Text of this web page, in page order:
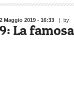
Maggio 2019 - 16:33 | by:
La